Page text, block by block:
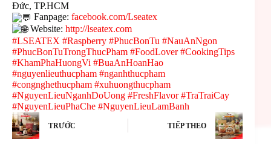
Đức, TP.HCM
Fanpage: facebook.com/Lseatex
Website: http://lseatex.com
#LSEATEX #Raspberry #PhucBonTu #NauAnNgon
#PhucBonTuTrongThucPham #FoodLover #CookingTips
#KhamPhaHuongVi #BuaAnHoanHao
#nguyenlieuthucpham #nganhthucpham
#congnghethucpham #xuhuongthucpham
#NguyenLieuNganhDoUong #FreshFlavor #TraTraiCay
#NguyenLieuPhaChe #NguyenLieuLamBanh
TRƯỚC TIẾP THEO